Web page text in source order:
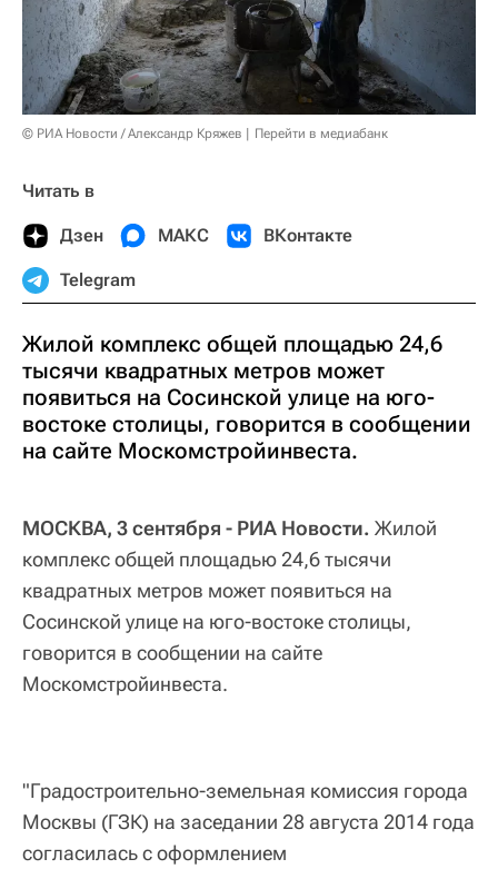
© РИА Новости / Александр Кряжев Перейти в медиабанк
Читать в
Дзен МАКС ВКонтакте
Telegram
Жилой комплекс общей площадью 24,6
тысячи квадратных метров может
появиться на Сосинской улице на юго-
востоке столицы, говорится в сообщении
на сайте Москомстройинвеста.
МОСКВА, 3 сентября - РИА Новости. Жилой
комплекс общей площадью 24,6 тысячи
квадратных метров может появиться на
Сосинской улице на юго-востоке столицы,
говорится в сообщении на сайте
Москомстройинвеста.
"Градостроительно-земельная комиссия города
Москвы (ГЗК) на заседании 28 августа 2014 года
согласилась с оформлением